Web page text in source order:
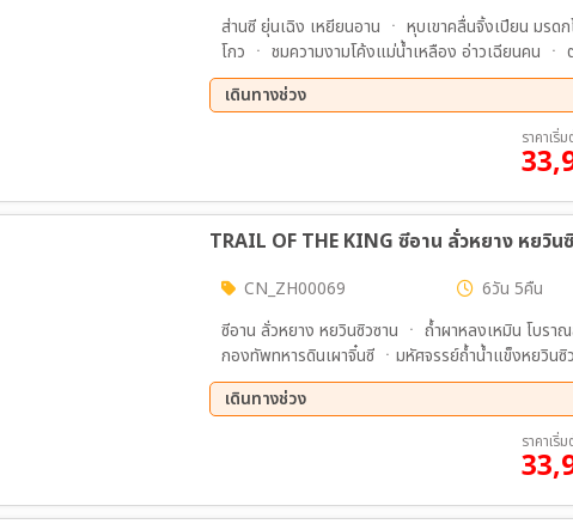
ส่านซี ยุ่นเฉิง เหยียนอาน ㆍ หุบเขาคลื่นจิ้งเปียน มร
โกว ㆍ ชมความงามโค้งแม่น้ำเหลือง อ่าวเฉียนคน
2 ของจีน ㆍเยี่ยมบ้านโบราณประธานเหมาเจ๋อตุง
เดินทางช่วง
ราคาเริ่
TRAIL OF THE KING ซีอาน ลั่วหยาง หยวิน
CN_ZH00069 6วัน 5คืน
ซีอาน ลั่วหยาง หยวินซิวซาน ㆍ ถ้ำผาหลงเหมิน โบร
กองทัพทหารดินเผาจิ๋นซี ㆍมหัศจรรย์ถ้ำน้ำแข็งหยวิน
ㆍชมบ้านถ้ำไต้ดินพันปีซานโจว ㆍ รถไฟความเร็วสูง
เดินทางช่วง
ราคาเริ่